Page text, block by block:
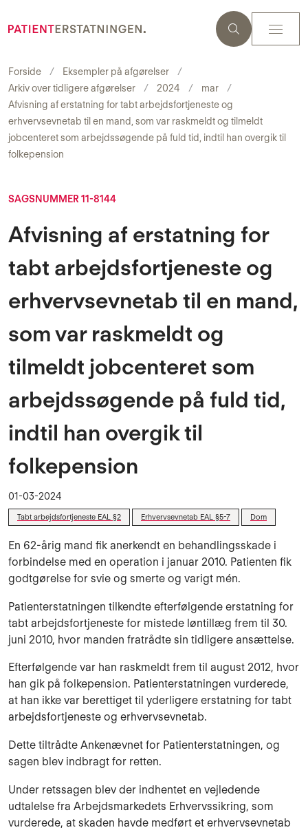
Forside
Eksempler på afgørelser
Arkiv over tidligere afgørelser
2024
mar
Afvisning af erstatning for tabt arbejdsfortjeneste og
erhvervsevnetab til en mand, som var raskmeldt og tilmeldt
jobcenteret som arbejdssøgende på fuld tid, indtil han overgik til
folkepension
SAGSNUMMER 11-8144
Afvisning af erstatning for
tabt arbejdsfortjeneste og
erhvervsevnetab til en mand,
som var raskmeldt og
tilmeldt jobcenteret som
arbejdssøgende på fuld tid,
indtil han overgik til
folkepension
01-03-2024
Tabt arbejdsfortjeneste EAL §2 Erhvervsevnetab EAL §5-7 Dom
En 62-årig mand fik anerkendt en behandlingsskade i
forbindelse med en operation i januar 2010. Patienten fik
godtgørelse for svie og smerte og varigt mén.
Patienterstatningen tilkendte efterfølgende erstatning for
tabt arbejdsfortjeneste for mistede løntillæg frem til 30.
juni 2010, hvor manden fratrådte sin tidligere ansættelse.
Efterfølgende var han raskmeldt frem til august 2012, hvor
han gik på folkepension. Patienterstatningen vurderede,
at han ikke var berettiget til yderligere erstatning for tabt
arbejdsfortjeneste og erhvervsevnetab.
Dette tiltrådte Ankenævnet for Patienterstatningen, og
sagen blev indbragt for retten.
Under retssagen blev der indhentet en vejledende
udtalelse fra Arbejdsmarkedets Erhvervssikring, som
vurderede, at skaden havde medført et erhvervsevnetab